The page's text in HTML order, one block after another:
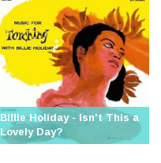
Billie Holiday - Isn't This a
Lovely Day?